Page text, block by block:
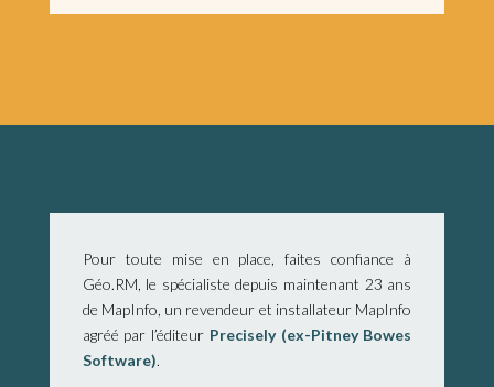
Pour toute mise en place, faites confiance à
Géo.RM, le spécialiste depuis maintenant 23 ans
de MapInfo, un revendeur et installateur MapInfo
agréé par l’éditeur Precisely (ex-Pitney Bowes
Software).